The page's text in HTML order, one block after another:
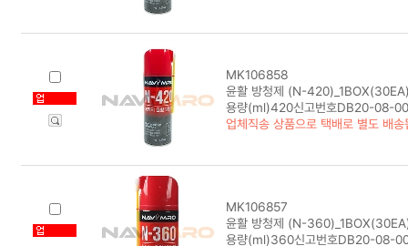
MK106858
윤활 방청제 (N-
용량(ml)420신고번호DB20-08-
업체직송 상품으로 택배로 별도 배송
MK106857
윤활 방청제 (N-
용량(ml)360신고번호DB20-08-